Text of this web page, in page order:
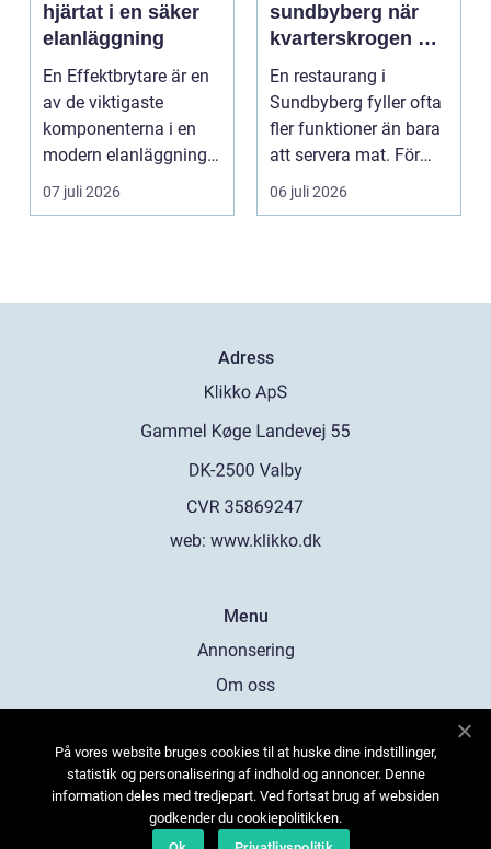
hjärtat i en säker
elanläggning
En Effektbrytare är en
av de viktigaste
komponenterna i en
modern elanläggning.
Den skyddar
människo...
07 juli 2026
sundbyberg när
kvarterskrogen blir
vardagsrum
En restaurang i
Sundbyberg fyller ofta
fler funktioner än bara
att servera mat. För
många blir den s...
06 juli 2026
Adress
web: www.klikko.dk
Menu
Annonsering
Om oss
Kontakta oss
Sitemap
På vores website bruges cookies til at huske dine indstillinger,
statistik og personalisering af indhold og annoncer. Denne
information deles med tredjepart. Ved fortsat brug af websiden
godkender du cookiepolitikken.